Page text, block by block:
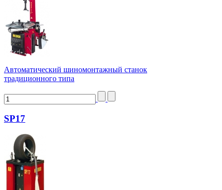
Автоматический шиномонтажный станок
традиционного типа
SP17